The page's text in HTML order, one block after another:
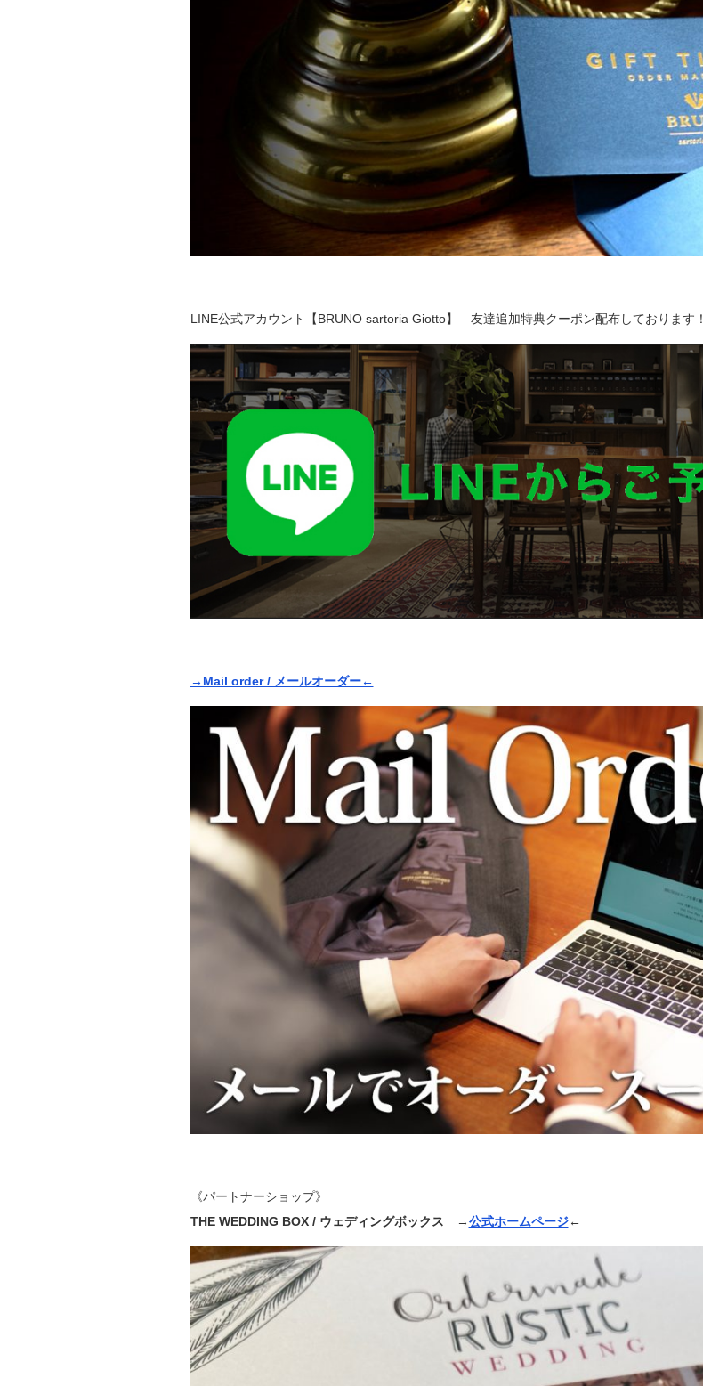
LINE公式アカウント【BRUNO sartoria Giotto】 友達追加特典クーポン配布しております！
→Mail order / メールオーダー←
《パートナーショップ》
THE WEDDING BOX / ウェディングボックス →公式ホームページ←